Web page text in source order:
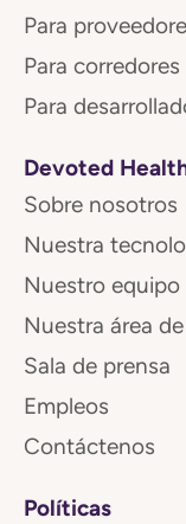
Para
Para corredores
Para
Devoted
Sobre nosotros
Nuestra
Nuestro equipo
Nuestra área
Sala de prensa
Empleos
Contáctenos
Políticas